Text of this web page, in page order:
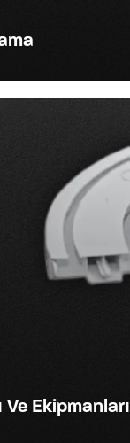
Ve Ekipmanları